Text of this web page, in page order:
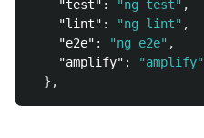
"test" : "ng test" ,
"lint" : "ng lint" ,
"e2e" : "ng e2e" ,
"amplify" :
"amplify"
},